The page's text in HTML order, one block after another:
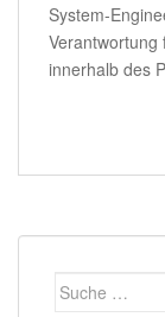
System-
Verantwortung
innerhalb des
Suche